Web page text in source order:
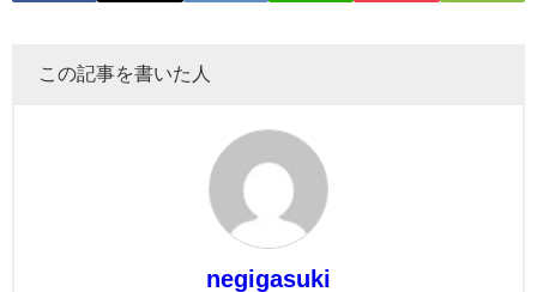
この記事を書いた人
negigasuki